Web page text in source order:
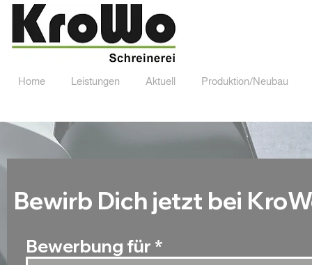
Bewirb Dich jetzt bei
Bewerbung für
Home Leistungen Aktuell Produktion/
Home Leistungen Aktuell Produktion/Neubau